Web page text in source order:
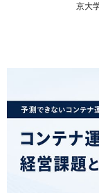
京大